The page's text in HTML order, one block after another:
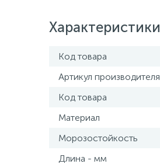
Характеристики
Код товара
Артикул производителя
Код товара
Материал
Морозостойкость
Длина - мм